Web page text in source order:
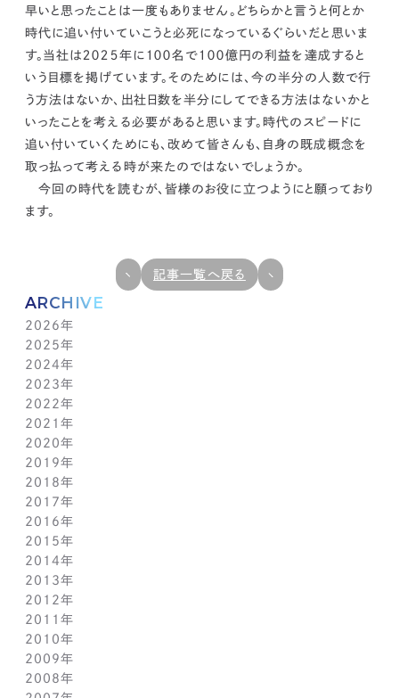
ARCHIVE
2026年
7月(1)
6月(1)
5月(1)
4月(1)
3月(1)
2月(1)
1月(1)
2025年
12月(1)
11月(1)
10月(1)
9月(1)
8月(1)
7月(1)
6月(1)
5月(1)
4月(1)
3月(1)
2月(1)
1月(2)
2024年
11月(1)
10月(1)
9月(1)
8月(1)
7月(1)
6月(1)
5月(1)
4月(1)
3月(1)
2月(1)
1月(2)
2023年
11月(1)
10月(1)
9月(1)
8月(1)
7月(1)
6月(1)
5月(1)
4月(1)
3月(1)
2月(1)
1月(2)
2022年
11月(1)
10月(1)
9月(1)
8月(1)
7月(1)
6月(1)
5月(1)
4月(1)
3月(2)
1月(2)
2021年
11月(1)
10月(1)
9月(1)
8月(1)
7月(1)
6月(1)
5月(1)
4月(1)
3月(1)
2月(1)
1月(2)
2020年
11月(2)
9月(2)
7月(1)
6月(2)
5月(2)
4月(3)
3月(2)
2月(1)
2019年
12月(2)
10月(1)
9月(2)
7月(1)
6月(2)
4月(1)
3月(1)
2月(1)
1月(1)
2018年
12月(1)
11月(1)
10月(1)
9月(2)
8月(1)
7月(1)
5月(1)
4月(1)
3月(1)
2月(1)
2017年
12月(1)
11月(1)
10月(1)
9月(1)
8月(1)
7月(1)
6月(1)
5月(1)
4月(1)
2016年
12月(1)
11月(1)
10月(1)
9月(1)
8月(1)
7月(1)
6月(1)
5月(1)
2015年
12月(1)
11月(1)
10月(1)
9月(1)
8月(1)
7月(1)
6月(1)
2014年
12月(1)
11月(1)
10月(1)
9月(1)
8月(1)
7月(1)
2013年
12月(1)
11月(1)
10月(1)
9月(1)
8月(1)
2012年
12月(1)
11月(1)
10月(1)
9月(1)
2011年
12月(1)
11月(1)
10月(1)
2010年
12月(1)
11月(1)
2009年
12月(1)
2008年
早いと思ったことは一度もありません。どちらかと言うと何とか
時代に追い付いていこうと必死になっているぐらいだと思いま
す。当社は２０２５年に１００名で１００億円の利益を達成すると
いう目標を掲げています。そのためには、今の半分の人数で行
う方法はないか、出社日数を半分にしてできる方法はないかと
いったことを考える必要があると思います。時代のスピードに
追い付いていくためにも、改めて皆さんも、自身の既成概念を
取っ払って考える時が来たのではないでしょうか。
今回の時代を読むが、皆様のお役に立つようにと願っており
ます。
記事一覧へ戻る